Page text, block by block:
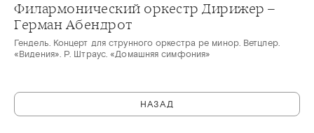
Филармонический оркестр Дирижер –
Герман Абендрот
Гендель. Концерт для струнного оркестра ре минор. Ветцлер.
«Видения». Р. Штраус. «Домашняя симфония»
НАЗАД